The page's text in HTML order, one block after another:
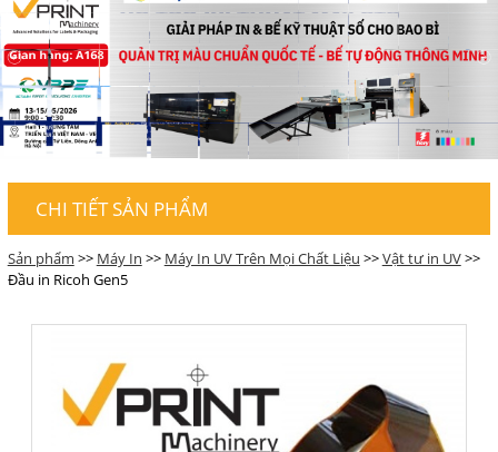
CHI TIẾT SẢN PHẨM
Sản phẩm >> Máy In >> Máy In UV Trên Mọi Chất Liệu >>Vật tư in UV>>
Đầu in Ricoh Gen5